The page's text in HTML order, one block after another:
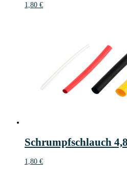
1,80 €
Schrumpfschlauch
1,80 €